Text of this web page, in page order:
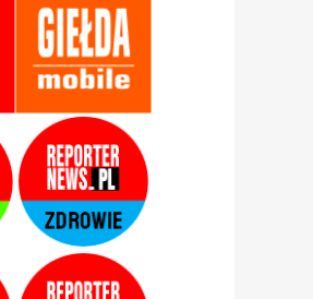
StolMarik – okna i
drzwi | Białystok
Zamis Producent |
Białystok –
Zaścianki